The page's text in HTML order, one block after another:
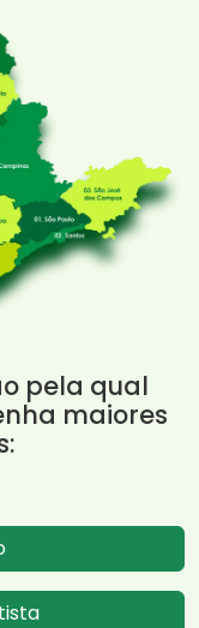
pela qual
maiores